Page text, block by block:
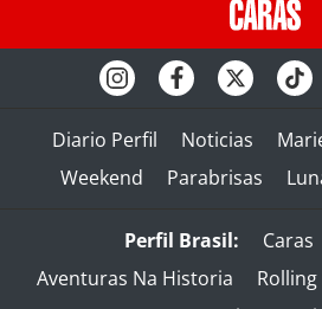
Diario Perfil Noticias
Weekend
Parabrisas
Perfil Brasil: Caras
Aventuras Na Historia